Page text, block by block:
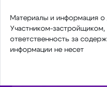
Материалы и информация о
Участником-застройщиком,
ответственность за
информации не несет